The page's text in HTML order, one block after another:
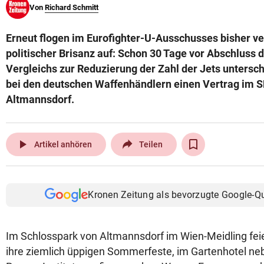
© Krone Multimedia GmbH & Co KG 2026
Von Richard Schmitt
Erneut flogen im Eurofighter-U-Ausschusses bisher
politischer Brisanz auf: Schon 30 Tage vor Abschluss
Vergleichs zur Reduzierung der Zahl der Jets
bei den deutschen Waffenhändlern einen Vertrag im
Altmannsdorf.
play_arrow Artikel anhören Teilen
Kronen Zeitung als bevorzugte Google-
Im Schlosspark von Altmannsdorf im Wien-Meidling
ihre ziemlich üppigen Sommerfeste, im Gartenhotel